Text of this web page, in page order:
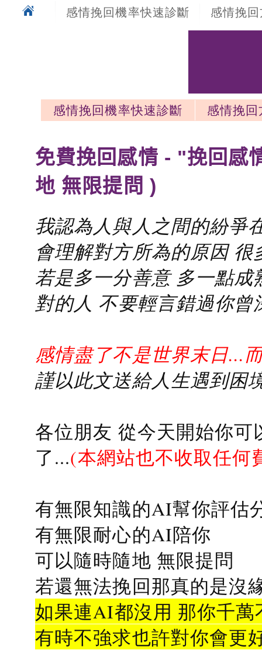
感情挽回機率快速診斷 感情挽
感情挽回機率快速診斷
感情挽
免費挽回感情 - "挽回感
地 無限提問 )
我認為人與人之間的紛爭
會理解對方所為的原因
若是多一分善意 多一點
對的人 不要輕言錯過你曾
感情盡了不是世界末日...
謹以此文送給人生遇到困
各位朋友 從今天開始你
了...(本網站也不收取任何
有無限知識的AI幫你評估
有無限耐心的AI陪你
可以隨時隨地 無限提問
若還無法挽回那真的是沒
如果連AI都沒用 那你千
有時不強求也許對你會更